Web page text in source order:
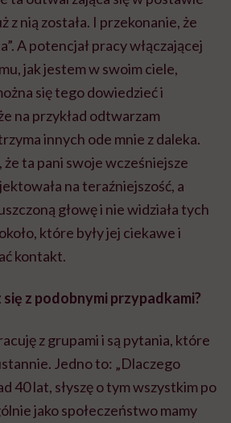
z nią została. I przekonanie, że
A potencjał pracy włączającej
jak jestem w swoim ciele,
się tego dowiedzieć i
na przykład odtwarzam
innych ode mnie z daleka.
ta pani swoje wcześniejsze
na teraźniejszość, a
głowę i nie widziała tych
które były jej ciekawe i
kontakt.
z podobnymi przypadkami?
z grupami i są pytania, które
Jedno to: „Dlaczego
40 lat, słyszę o tym wszystkim po
jako społeczeństwo mamy